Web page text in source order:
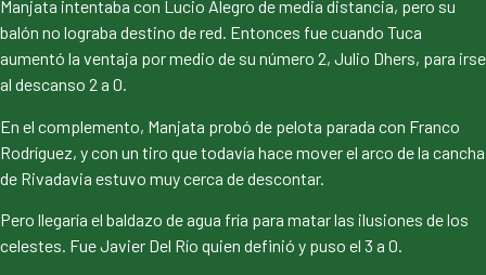
Manjata intentaba con Lucio Alegro de media distancia, pero su
balón no lograba destino de red. Entonces fue cuando Tuca
aumentó la ventaja por medio de su número 2, Julio Dhers, para irse
al descanso 2 a 0.
En el complemento, Manjata probó de pelota parada con Franco
Rodríguez, y con un tiro que todavía hace mover el arco de la cancha
de Rivadavia estuvo muy cerca de descontar.
Pero llegaría el baldazo de agua fría para matar las ilusiones de los
celestes. Fue Javier Del Río quien definió y puso el 3 a 0.